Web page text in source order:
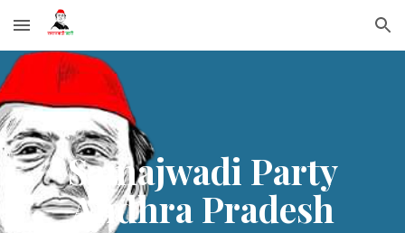
Skip to main content Skip to navigation
Samajwadi Party
Andhra Pradesh